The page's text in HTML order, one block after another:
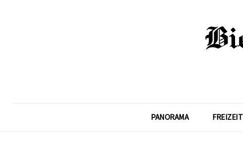
PANORAMA FREIZEIT